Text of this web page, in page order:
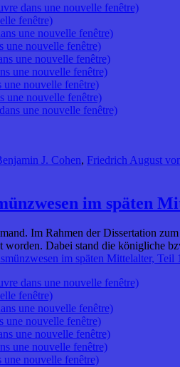
dans une nouvelle fenêtre)
fenêtre)
une nouvelle fenêtre)
une nouvelle fenêtre)
une nouvelle fenêtre)
une nouvelle fenêtre)
une nouvelle fenêtre)
une nouvelle fenêtre)
une nouvelle fenêtre)
J. Cohen, Friedrich August
im späten
Im Rahmen der Dissertation
worden. Dabei stand die
im späten Mittelalter, Teil
dans une nouvelle fenêtre)
fenêtre)
une nouvelle fenêtre)
une nouvelle fenêtre)
une nouvelle fenêtre)
une nouvelle fenêtre)
une nouvelle fenêtre)